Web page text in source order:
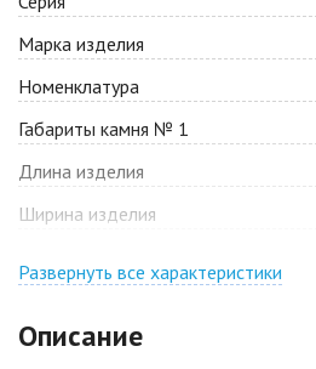
Антрацит
1 040 ₽/м2
Барселона
1 040 ₽
1 040 ₽/м2
Марка изделия
Номенклатура
Габариты камня № 1
Длина изделия
Ширина изделия
Развернуть все характеристики
Описание